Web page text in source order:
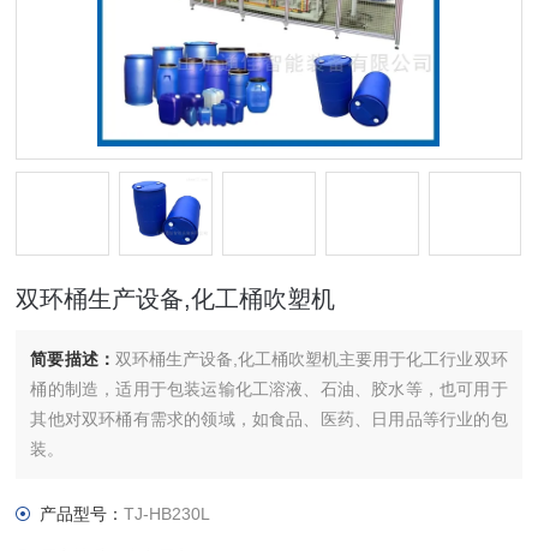
双环桶生产设备,化工桶吹塑机
简要描述： 双环桶生产设备,化工桶吹塑机主要用于化工行业双环
桶的制造，适用于包装运输化工溶液、石油、胶水等，也可用于
其他对双环桶有需求的领域，如食品、医药、日用品等行业的包
装。
产品型号：TJ-HB230L